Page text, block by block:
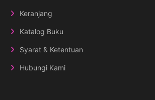
Keranjang
Katalog Buku
Syarat & Ketentuan
Hubungi Kami